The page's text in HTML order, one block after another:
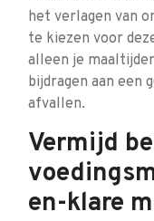
het verlagen van
te kiezen voor
alleen je
bijdragen aan een
afvallen.
Vermijd
en-klare